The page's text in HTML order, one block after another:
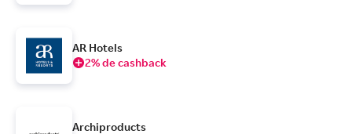
AR Hotels
2% de cashback
Archiproducts